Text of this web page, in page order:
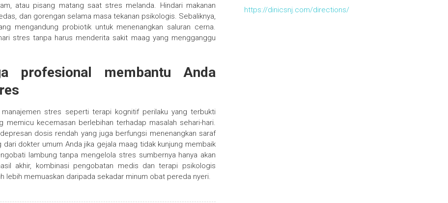
atau pisang matang saat stres melanda. Hindari makanan
dan gorengan selama masa tekanan psikologis. Sebaliknya,
mengandung probiotik untuk menenangkan saluran cerna.
stres tanpa harus menderita sakit maag yang mengganggu
profesional membantu Anda
stres seperti terapi kognitif perilaku yang terbukti
kecemasan berlebihan terhadap masalah sehari-hari.
dosis rendah yang juga berfungsi menenangkan saraf
dokter umum Anda jika gejala maag tidak kunjung membaik
lambung tanpa mengelola stres sumbernya hanya akan
akhir, kombinasi pengobatan medis dan terapi psikologis
lebih memuaskan daripada sekadar minum obat pereda nyeri.
https://dinicsnj.com/directions/